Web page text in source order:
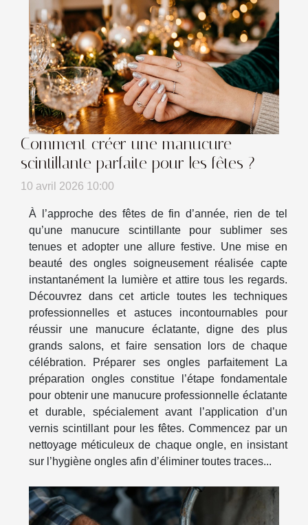
Comment créer une manucure
scintillante parfaite pour les fêtes ?
10 avril 2026 10:00
À l’approche des fêtes de fin d’année, rien de tel
qu’une manucure scintillante pour sublimer ses
tenues et adopter une allure festive. Une mise en
beauté des ongles soigneusement réalisée capte
instantanément la lumière et attire tous les regards.
Découvrez dans cet article toutes les techniques
professionnelles et astuces incontournables pour
réussir une manucure éclatante, digne des plus
grands salons, et faire sensation lors de chaque
célébration. Préparer ses ongles parfaitement La
préparation ongles constitue l’étape fondamentale
pour obtenir une manucure professionnelle éclatante
et durable, spécialement avant l’application d’un
vernis scintillant pour les fêtes. Commencez par un
nettoyage méticuleux de chaque ongle, en insistant
sur l’hygiène ongles afin d’éliminer toutes traces...